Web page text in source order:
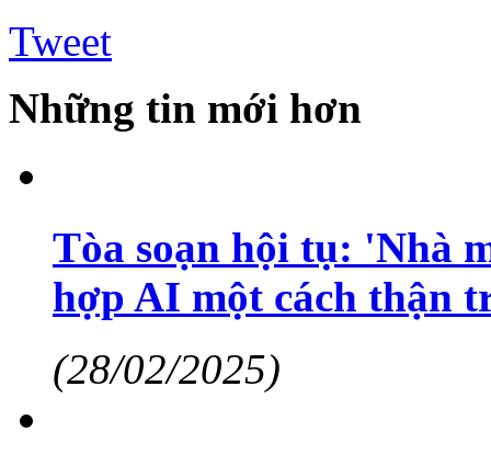
Tweet
Những tin mới hơn
Tòa soạn hội tụ: 'Nhà
hợp AI một cách thận
(28/02/2025)